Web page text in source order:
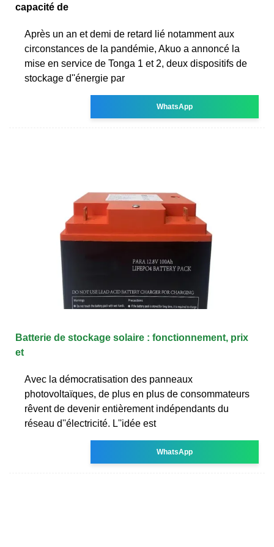
capacité de
Après un an et demi de retard lié notamment aux
circonstances de la pandémie, Akuo a annoncé la
mise en service de Tonga 1 et 2, deux dispositifs de
stockage d''énergie par
WhatsApp
Batterie de stockage solaire : fonctionnement, prix
et
Avec la démocratisation des panneaux
photovoltaïques, de plus en plus de consommateurs
rêvent de devenir entièrement indépendants du
réseau d''électricité. L''idée est
WhatsApp